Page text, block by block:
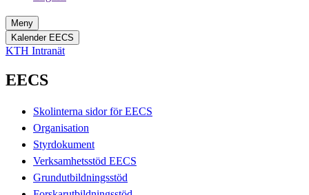
Meny
Kalender EECS
KTH Intranät
EECS
Skolinterna sidor för EECS
Organisation
Styrdokument
Verksamhetsstöd EECS
Grundutbildningsstöd